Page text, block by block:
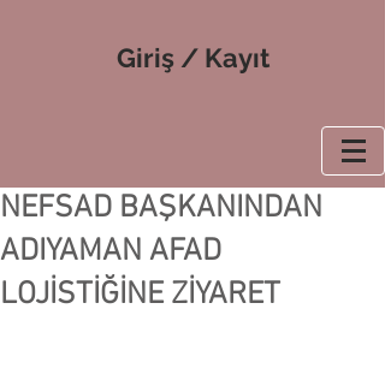
Giriş / Kayıt
NEFSAD BAŞKANINDAN
ADIYAMAN AFAD
LOJİSTİĞİNE ZİYARET